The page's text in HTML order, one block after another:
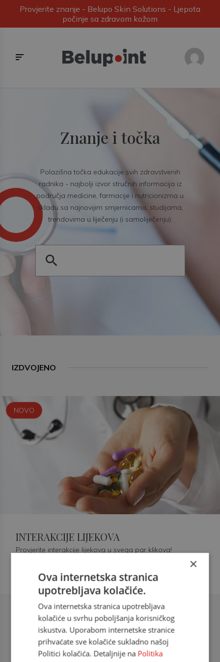
Provjerite znanje - Belupo Skin Solutions - Ljepota
počinje sa zdravom kožom
Znanje i točka
Polazišna točka edukacije svih zdravstvenih
radnika - najbolji izvor stručnih informacija iz
područja medicine, farmacije i nutricionizma u
skladu sa najnovijim smjernicama, studijama,
trendovima u liječenju (i samoliječenju).
IZDVOJENO
Šećerna bolest tip 2 = kardiovaskularna
doc. dr. sc. Višnja Kokić Maleš,
dr.med., specijalististica
NOVO
INTERAKCIJE LIJEKOVA
Provjerite interakcije lijekova u svega par klikova!
×
Ova internetska stranica
upotrebljava kolačiće.
Ova internetska stranica upotrebljava
kolačiće u svrhu poboljšanja korisničkog
iskustva. Uporabom internetske stranice
prihvaćate sve kolačiće sukladno našoj
Politici kolačića. Detaljnije na Politika